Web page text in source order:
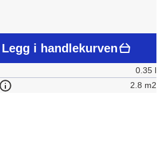
Legg i handlekurven
0.35 l
2.8 m2